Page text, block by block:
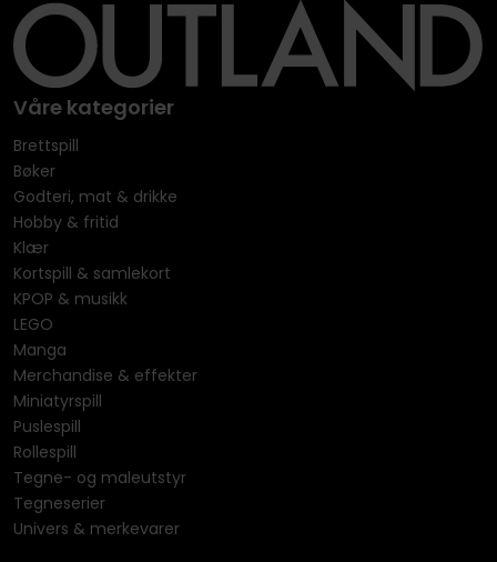
Våre kategorier
Brettspill
Bøker
Godteri, mat & drikke
Hobby & fritid
Klær
Kortspill & samlekort
KPOP & musikk
LEGO
Manga
Merchandise & effekter
Miniatyrspill
Puslespill
Rollespill
Tegne- og maleutstyr
Tegneserier
Univers & merkevarer